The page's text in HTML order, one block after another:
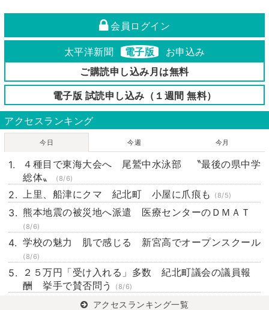
会員ログイン
太平洋新聞 電子版
お申込み
ご購読申し込み月は無料
電子版 試読申し込み（１週間 無料）
アクセスランキング
今日 今週 今月
４種目で東海大会へ 尾鷲中水泳部 〝最後の県中学
総体〟
(8/6)
上里、船津にクマ 紀北町 小屋に爪痕も (8/5)
熊本地震の被災地へ派遣 医療センターのＤＭＡＴ
(8/6)
学校の魅力 肌で感じる 新宮高でオープンスクール
(8/6)
２５万円「受け入れる」多数 紀北町議会の議員報
酬 挙手で賛否問う
(8/6)
アクセスランキング一覧